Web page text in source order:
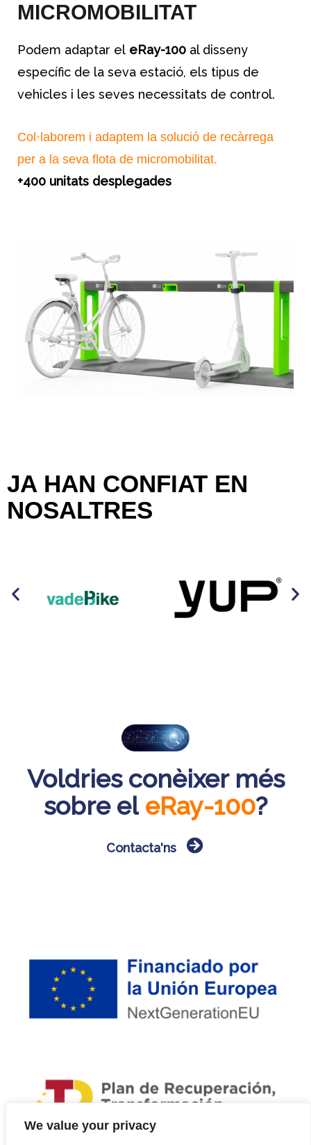
We value your privacy
MICROMOBILITAT
Podem adaptar el eRay-100al disseny
específic de la seva estació, els tipus de
vehicles i les seves necessitats de control.
Col·laborem i adaptem la solució de recàrrega
per a la seva flota de micromobilitat.
+400 unitats desplegades
JA HAN CONFIAT EN
NOSALTRES
Voldries conèixer més
sobre el eRay-100?
Contacta'ns